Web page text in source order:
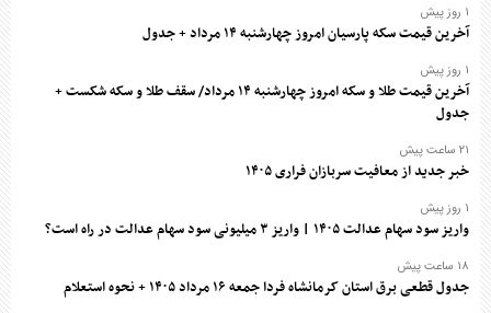
۱ روز پیش
آخرین قیمت سکه پارسیان امروز چهارشنبه ۱۴ مرداد + جدول
۱ روز پیش
آخرین قیمت طلا و سکه امروز چهارشنبه ۱۴ مرداد/ سقف طلا و سکه شکست +
جدول
۲۱ ساعت پیش
خبر جدید از معافیت سربازان فراری ۱۴۰۵
۱ روز پیش
واریز سود سهام عدالت ۱۴۰۵ | واریز ۳ میلیونی سود سهام عدالت در راه است؟
۱۸ ساعت پیش
جدول قطعی برق استان کرمانشاه فردا جمعه ۱۶ مرداد ۱۴۰۵ + نحوه استعلام